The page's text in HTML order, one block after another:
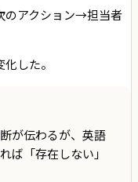
アクション→担当者
した。
が伝わるが、英語
ば「存在しない」